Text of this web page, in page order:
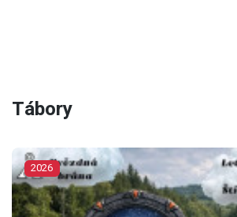
Tábory
2026